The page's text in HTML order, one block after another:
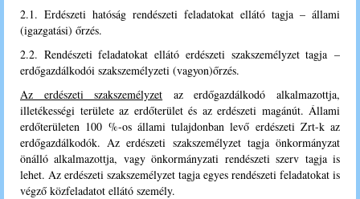
2.1. Erdészeti hatóság rendészeti feladatokat ellátó tagja – állami
(igazgatási) őrzés.
2.2. Rendészeti feladatokat ellátó erdészeti szakszemélyzet tagja –
erdőgazdálkodói szakszemélyzeti (vagyon)őrzés.
Az erdészeti szakszemélyzet az erdőgazdálkodó alkalmazottja,
illetékességi területe az erdőterület és az erdészeti magánút. Állami
erdőterületen 100 %-os állami tulajdonban levő erdészeti Zrt-k az
erdőgazdálkodók. Az erdészeti szakszemélyzet tagja önkormányzat
önálló alkalmazottja, vagy önkormányzati rendészeti szerv tagja is
lehet. Az erdészeti szakszemélyzet tagja egyes rendészeti feladatokat is
végző közfeladatot ellátó személy.